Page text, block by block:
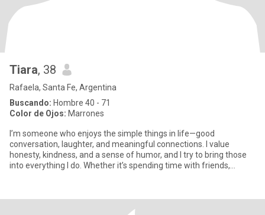
Tiara, 38
Rafaela, Santa Fe, Argentina
Buscando: Hombre 40 - 71
Color de Ojos: Marrones
I’m someone who enjoys the simple things in life—good
conversation, laughter, and meaningful connections. I value
honesty, kindness, and a sense of humor, and I try to bring those
into everything I do. Whether it’s spending time with friends,